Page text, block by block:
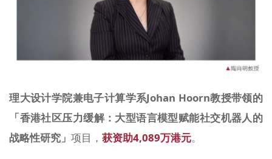
理大设计学院兼电子计算学系Johan Hoorn教授带领的
「香港社区压力缓解：大型语言模型赋能社交机器人的
战略性研究 」项目，获资助4,089万港元。